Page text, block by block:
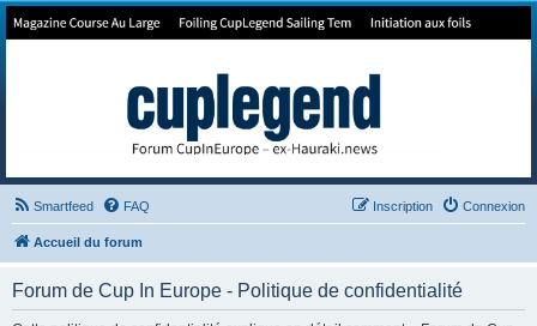
Forum de Cup In Europe
Smartfeed FAQ Connexion
Inscription
Accueil du forum
Forum de Cup In Europe - Politique de confidentialité